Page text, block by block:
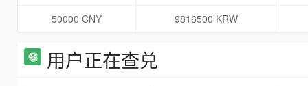
50000 CNY
9816500 KRW
用户正在查兑